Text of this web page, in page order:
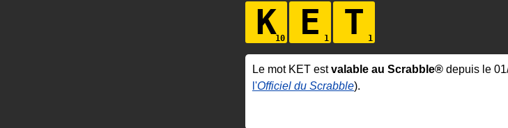
K E T
Le mot KET estvalable au Scrabble® depuis le
l'Officiel du Scrabble).